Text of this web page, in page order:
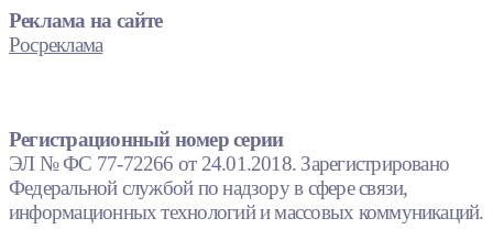
Реклама на сайте
Росреклама
Регистрационный номер серии
ЭЛ № ФС 77-72266 от 24.01.2018. Зарегистрировано
Федеральной службой по надзору в сфере связи,
информационных технологий и массовых коммуникаций.